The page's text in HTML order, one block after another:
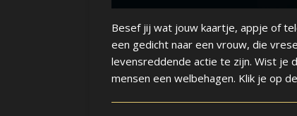
Besef jij wat jouw kaartje, appje of
een gedicht naar een vrouw, die
levensreddende actie te zijn. Wist je
mensen een welbehagen. Klik je op